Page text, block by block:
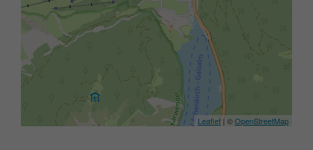
Leaflet | ©OpenStreetMap